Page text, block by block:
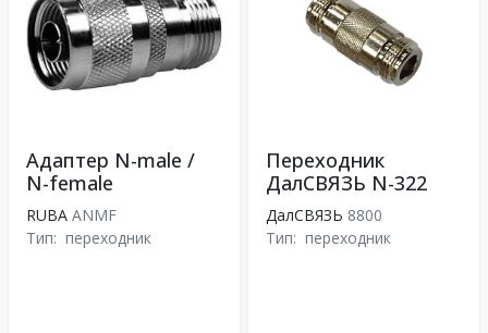
Адаптер N-male /
N-female
RUBA АNMF
Тип: переходник
Переходник
ДалСВЯЗЬ N-322
ДалСВЯЗЬ 8800
Тип: переходник